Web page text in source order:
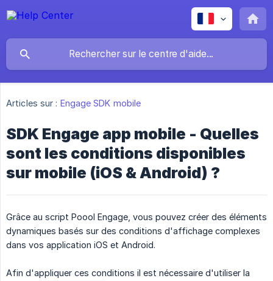
Articles sur : Engage SDK mobile
SDK Engage app mobile - Quelles
sont les conditions disponibles
sur mobile (iOS & Android) ?
Grâce au script Poool Engage, vous pouvez créer des éléments
dynamiques basés sur des conditions d'affichage complexes
dans vos application iOS et Android.
Afin d'appliquer ces conditions il est nécessaire d'utiliser la